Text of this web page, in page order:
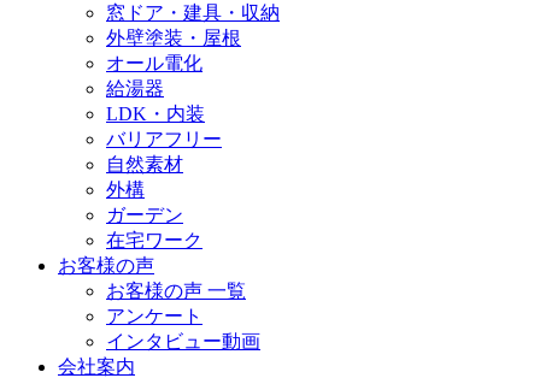
窓ドア・建具・収納
外壁塗装・屋根
オール電化
給湯器
LDK・内装
バリアフリー
自然素材
外構
ガーデン
在宅ワーク
お客様の声
お客様の声 一覧
アンケート
インタビュー動画
会社案内